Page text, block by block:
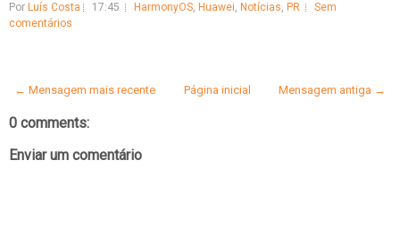
Por Luís Costa 17:45 HarmonyOS, Huawei, Notícias, PR
Sem
comentários
← Mensagem mais recente Mensagem antiga →
Página inicial
0 comments:
Enviar um comentário